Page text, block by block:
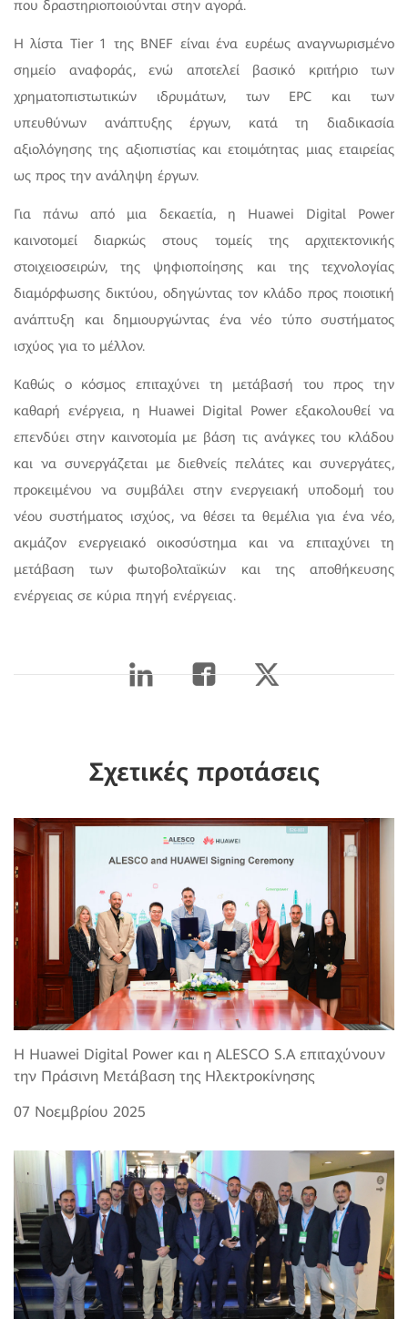
που δραστηριοποιούνται στην αγορά.
Η λίστα Tier 1 της BNEF είναι ένα ευρέως αναγνωρισμένο
σημείο αναφοράς, ενώ αποτελεί βασικό κριτήριο των
χρηματοπιστωτικών ιδρυμάτων, των EPC και των
υπευθύνων ανάπτυξης έργων, κατά τη διαδικασία
αξιολόγησης της αξιοπιστίας και ετοιμότητας μιας εταιρείας
ως προς την ανάληψη έργων.
Για πάνω από μια δεκαετία, η Huawei Digital Power
καινοτομεί διαρκώς στους τομείς της αρχιτεκτονικής
στοιχειοσειρών, της ψηφιοποίησης και της τεχνολογίας
διαμόρφωσης δικτύου, οδηγώντας τον κλάδο προς ποιοτική
ανάπτυξη και δημιουργώντας ένα νέο τύπο συστήματος
ισχύος για το μέλλον.
Καθώς ο κόσμος επιταχύνει τη μετάβασή του προς την
καθαρή ενέργεια, η Huawei Digital Power εξακολουθεί να
επενδύει στην καινοτομία με βάση τις ανάγκες του κλάδου
και να συνεργάζεται με διεθνείς πελάτες και συνεργάτες,
προκειμένου να συμβάλει στην ενεργειακή υποδομή του
νέου συστήματος ισχύος, να θέσει τα θεμέλια για ένα νέο,
ακμάζον ενεργειακό οικοσύστημα και να επιταχύνει τη
μετάβαση των φωτοβολταϊκών και της αποθήκευσης
ενέργειας σε κύρια πηγή ενέργειας.
Σχετικές προτάσεις
Η Huawei Digital Power και η ALESCO S.A επιταχύνουν
την Πράσινη Μετάβαση της Ηλεκτροκίνησης
07 Νοεμβρίου 2025